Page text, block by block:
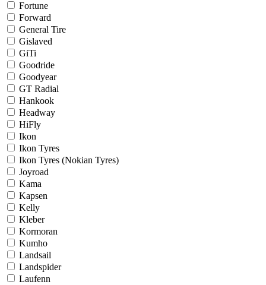
Fortune
Forward
General Tire
Gislaved
GiTi
Goodride
Goodyear
GT Radial
Hankook
Headway
HiFly
Ikon
Ikon Tyres
Ikon Tyres (Nokian Tyres)
Joyroad
Kama
Kapsen
Kelly
Kleber
Kormoran
Kumho
Landsail
Landspider
Laufenn